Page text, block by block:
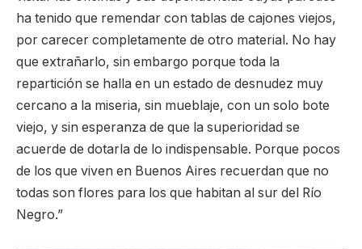
ha tenido que remendar con tablas de cajones viejos,
por carecer completamente de otro material. No hay
que extrañarlo, sin embargo porque toda la
repartición se halla en un estado de desnudez muy
cercano a la miseria, sin mueblaje, con un solo bote
viejo, y sin esperanza de que la superioridad se
acuerde de dotarla de lo indispensable. Porque pocos
de los que viven en Buenos Aires recuerdan que no
todas son flores para los que habitan al sur del Río
Negro.”